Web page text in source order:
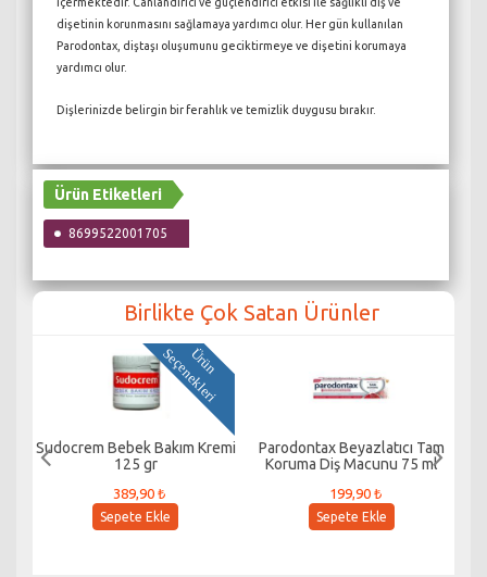
dişetinin korunmasını sağlamaya yardımcı olur. Her gün kullanılan
Parodontax, diştaşı oluşumunu geciktirmeye ve dişetini korumaya
yardımcı olur.
Dişlerinizde belirgin bir ferahlık ve temizlik duygusu bırakır.
Ürün Etiketleri
8699522001705
Birlikte Çok Satan Ürünler
Sudocrem Bebek Bakım Kremi
125 gr
389,90 ₺
Sepete Ekle
Ü
r
ü
n
S
e
ç
e
n
e
k
l
e
r
i
Parodontax Beyazlatıcı Tam
Koruma Diş Macunu 75 ml
199,90 ₺
Sepete Ekle